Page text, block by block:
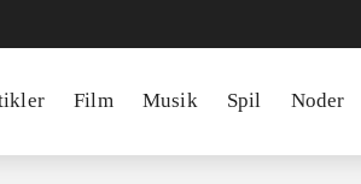
Film Musik Spil Noder